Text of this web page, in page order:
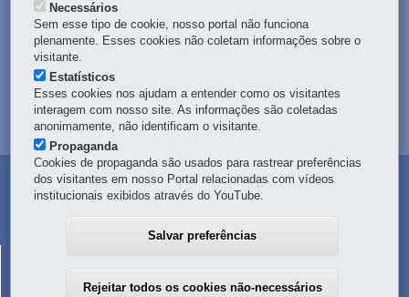
MAPA DO SITE
OUVIDORIA
TRANSPARÊNCIA INSTITUCIONAL
R. Nunes Machado, 100- 80250-000-Curitiba-PR
Necessários
Sem esse tipo de cookie, nosso portal não funciona
plenamente. Esses cookies não coletam informações sobre o
visitante.
Estatísticos
Esses cookies nos ajudam a entender como os visitantes
interagem com nosso site. As informações são coletadas
anonimamente, não identificam o visitante.
Propaganda
Cookies de propaganda são usados para rastrear preferências
dos visitantes em nosso Portal relacionadas com vídeos
institucionais exibidos através do YouTube.
Salvar preferências
Rejeitar todos os cookies não-necessários